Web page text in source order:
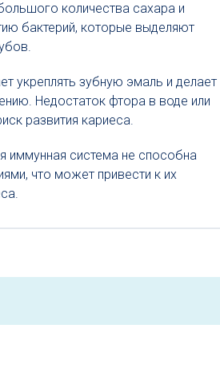
количества сахара и
бактерий, которые выделяют
укреплять зубную эмаль и делает
Недостаток фтора в воде или
развития кариеса.
иммунная система не способна
что может привести к их